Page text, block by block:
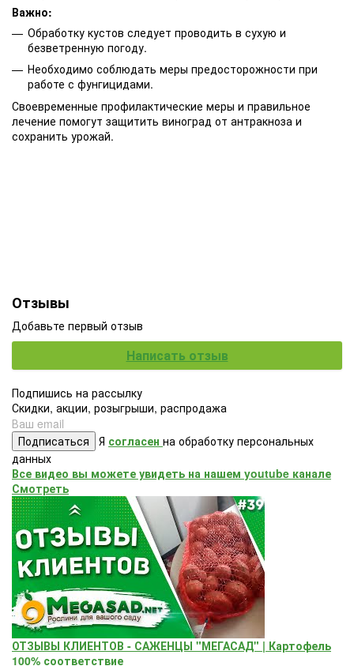
Важно:
Обработку кустов следует проводить в сухую и
безветренную погоду.
Необходимо соблюдать меры предосторожности при
работе с фунгицидами.
Своевременные профилактические меры и правильное
лечение помогут защитить виноград от антракноза и
сохранить урожай.
Отзывы
Добавьте первый отзыв
Написать отзыв
Подпишись на рассылку
Скидки, акции, розыгрыши, распродажа
Подписаться Я согласен на обработку персональных
данных
Все видео вы можете увидеть на нашем youtube канале
Смотреть
ОТЗЫВЫ КЛИЕНТОВ - САЖЕНЦЫ "МЕГАСАД" | Картофель
100% соответствие